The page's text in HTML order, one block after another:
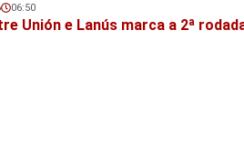
06:50
Unión e Lanús marca a 2ª